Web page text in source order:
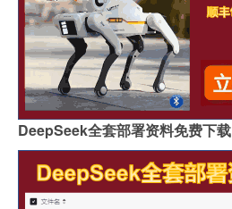
DeepSeek全套部署资料免费下载